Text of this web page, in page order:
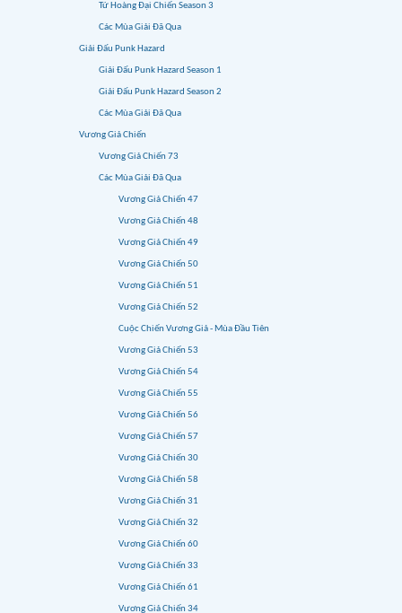
Tứ Hoàng Đại Chiến Season 3
Các Mùa Giải Đã Qua
Giải Đấu Punk Hazard
Giải Đấu Punk Hazard Season 1
Giải Đấu Punk Hazard Season 2
Các Mùa Giải Đã Qua
Vương Giả Chiến
Vương Giả Chiến 73
Các Mùa Giải Đã Qua
Vương Giả Chiến 47
Vương Giả Chiến 48
Vương Giả Chiến 49
Vương Giả Chiến 50
Vương Giả Chiến 51
Vương Giả Chiến 52
Cuộc Chiến Vương Giả - Mùa Đầu Tiên
Vương Giả Chiến 53
Vương Giả Chiến 54
Vương Giả Chiến 55
Vương Giả Chiến 56
Vương Giả Chiến 57
Vương Giả Chiến 30
Vương Giả Chiến 58
Vương Giả Chiến 31
Vương Giả Chiến 32
Vương Giả Chiến 60
Vương Giả Chiến 33
Vương Giả Chiến 61
Vương Giả Chiến 34